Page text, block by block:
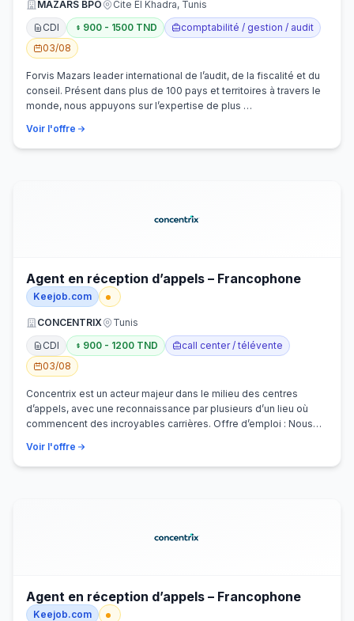
MAZARS BPO
Cite El Khadra, Tunis
CDI
900 - 1500 TND
comptabilité / gestion / audit
03/08
Forvis Mazars leader international de l’audit, de la fiscalité et du
conseil. Présent dans plus de 100 pays et territoires à travers le
monde, nous appuyons sur l’expertise de plus …
Voir l'offre
Agent en réception d’appels – Francophone
Keejob.com
CONCENTRIX
Tunis
CDI
900 - 1200 TND
call center / télévente
03/08
Concentrix est un acteur majeur dans le milieu des centres
d’appels, avec une reconnaissance par plusieurs d’un lieu où
commencent des incroyables carrières. Offre d’emploi : Nous
Voir l'offre
Agent en réception d’appels – Francophone
Keejob.com